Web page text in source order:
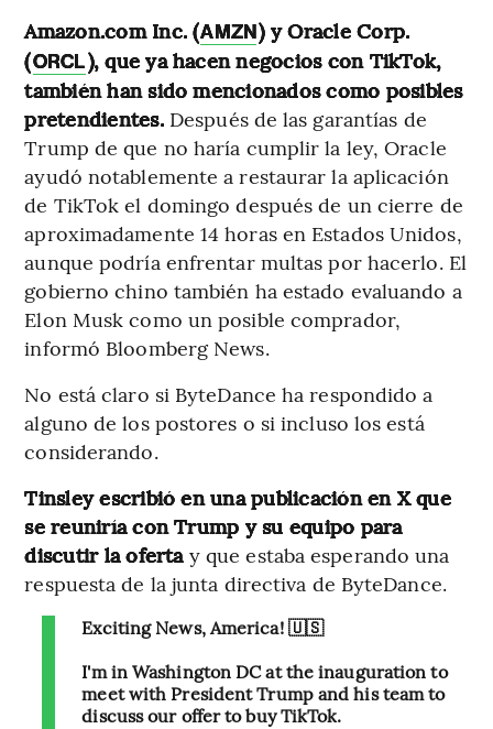
Amazon.com Inc. (AMZN) y Oracle Corp.
(ORCL), que ya hacen negocios con TikTok,
también han sido mencionados como posibles
pretendientes. Después de las garantías de
Trump de que no haría cumplir la ley, Oracle
ayudó notablemente a restaurar la aplicación
de TikTok el domingo después de un cierre de
aproximadamente 14 horas en Estados Unidos,
aunque podría enfrentar multas por hacerlo. El
gobierno chino también ha estado evaluando a
Elon Musk como un posible comprador,
informó Bloomberg News.
No está claro si ByteDance ha respondido a
alguno de los postores o si incluso los está
considerando.
Tinsley escribió en una publicación en X que
se reuniría con Trump y su equipo para
discutir la ofertay que estaba esperando una
respuesta de la junta directiva de ByteDance.
Exciting News, America! 🇺🇸
I'm in Washington DC at the inauguration to
meet with President Trump and his team to
discuss our offer to buy TikTok.